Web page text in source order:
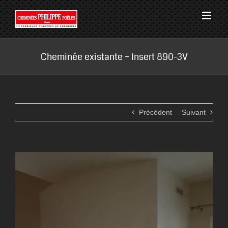
Passer
au
contenu
Cheminée existante – Insert 890-3V
Précédent Suivant